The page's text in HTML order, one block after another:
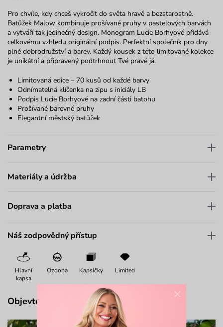
Pro chvíle, kdy chceš vykročit do světa hravě a bezstarostně.
Batůžek Malow kombinuje prošívané pruhy v pastelových barvách
a vytváří tak jedinečný design. Monogram Lucie Borhyové přidává
celkovému vzhledu originální podpis. Perfektní společník pro dny
plné dobrodružství a barev. Každý kousek z této limitované kolekce
je unikátní a připravený podtrhnout Tvé pravé já.
Limitovaná edice – 70 kusů od každé barvy
Odnímatelná klíčenka na zipu s iniciály LB
Podpis Lucie Borhyové na zadní části batohu
Prošívané barevné pruhy
Elegantní městský batůžek
Parametry
Materiály a údržba
Doprava a platba
Náš zodpovědný přístup
Hlavní
kapsa
Ozdoba Kapsičky Limited
Objevte více ×